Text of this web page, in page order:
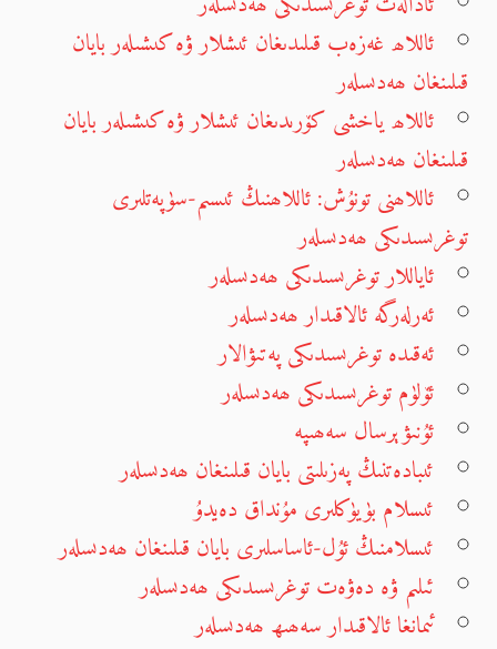
ئاللاھ غەزەب قىلىدىغان ئىشلار ۋە كىشىلەر بايان
قىلىنغان ھەدىسلەر
ئاللاھ ياخشى كۆرىدىغان ئىشلار ۋە كىشىلەر بايان
قىلىنغان ھەدىسلەر
ئاللاھنى تونۇش: ئاللاھنىڭ ئىسىم-سۈپەتلىرى
توغرىسىدىكى ھەدىسلەر
ئاياللار توغرىسىدىكى ھەدىسلەر
ئەرلەرگە ئالاقىدار ھەدىسلەر
ئەقىدە توغرىسىدىكى پەتىۋالار
ئۆلۈم توغرىسىدىكى ھەدىسلەر
ئۇنىۋېرسال سەھىپە
ئىبادەتنىڭ پەزىلىتى بايان قىلىنغان ھەدىسلەر
ئىسلام بۈيۈكلىرى مۇنداق دەيدۇ
ئىسلامنىڭ ئۇل-ئاساسلىرى بايان قىلىنغان ھەدىسلەر
ئىلىم ۋە دەۋەت توغرىسىدىكى ھەدىسلەر
ئىمانغا ئالاقىدار سەھىھ ھەدىسلەر